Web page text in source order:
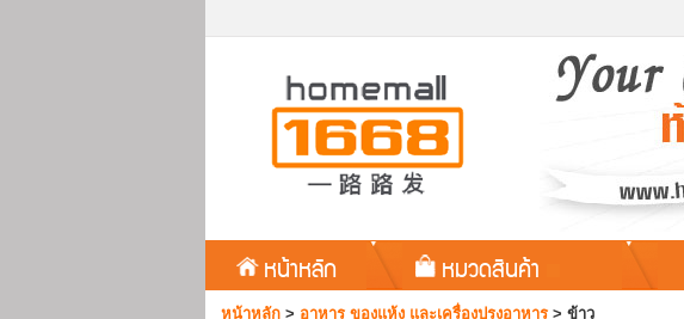
หน้าหลัก หมวดสินค้า
หน้าหลัก > อาหาร ของแห้ง และเครื่องปรุงอาหาร > ข้าว